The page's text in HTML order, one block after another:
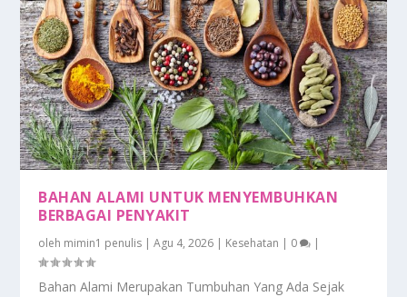
BAHAN ALAMI UNTUK MENYEMBUHKAN
BERBAGAI PENYAKIT
oleh mimin1 penulis |Agu 4, 2026 | Kesehatan | 0 |
Bahan Alami Merupakan Tumbuhan Yang Ada Sejak